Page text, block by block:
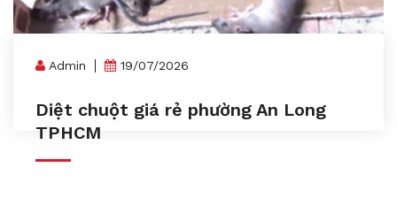
Admin 19/07/2026
Diệt chuột giá rẻ phường An Long
TPHCM